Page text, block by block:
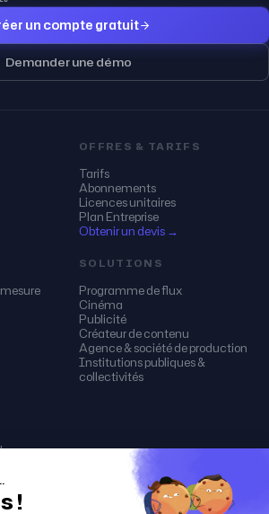
un compte gratuit
Demander une démo
OFFRES & TARIFS
Tarifs
Abonnements
Licences unitaires
Plan Entreprise
Obtenir un devis →
SOLUTIONS
Programme de flux
Cinéma
Publicité
Créateur de contenu
Agence & société de production
Institutions publiques &
collectivités